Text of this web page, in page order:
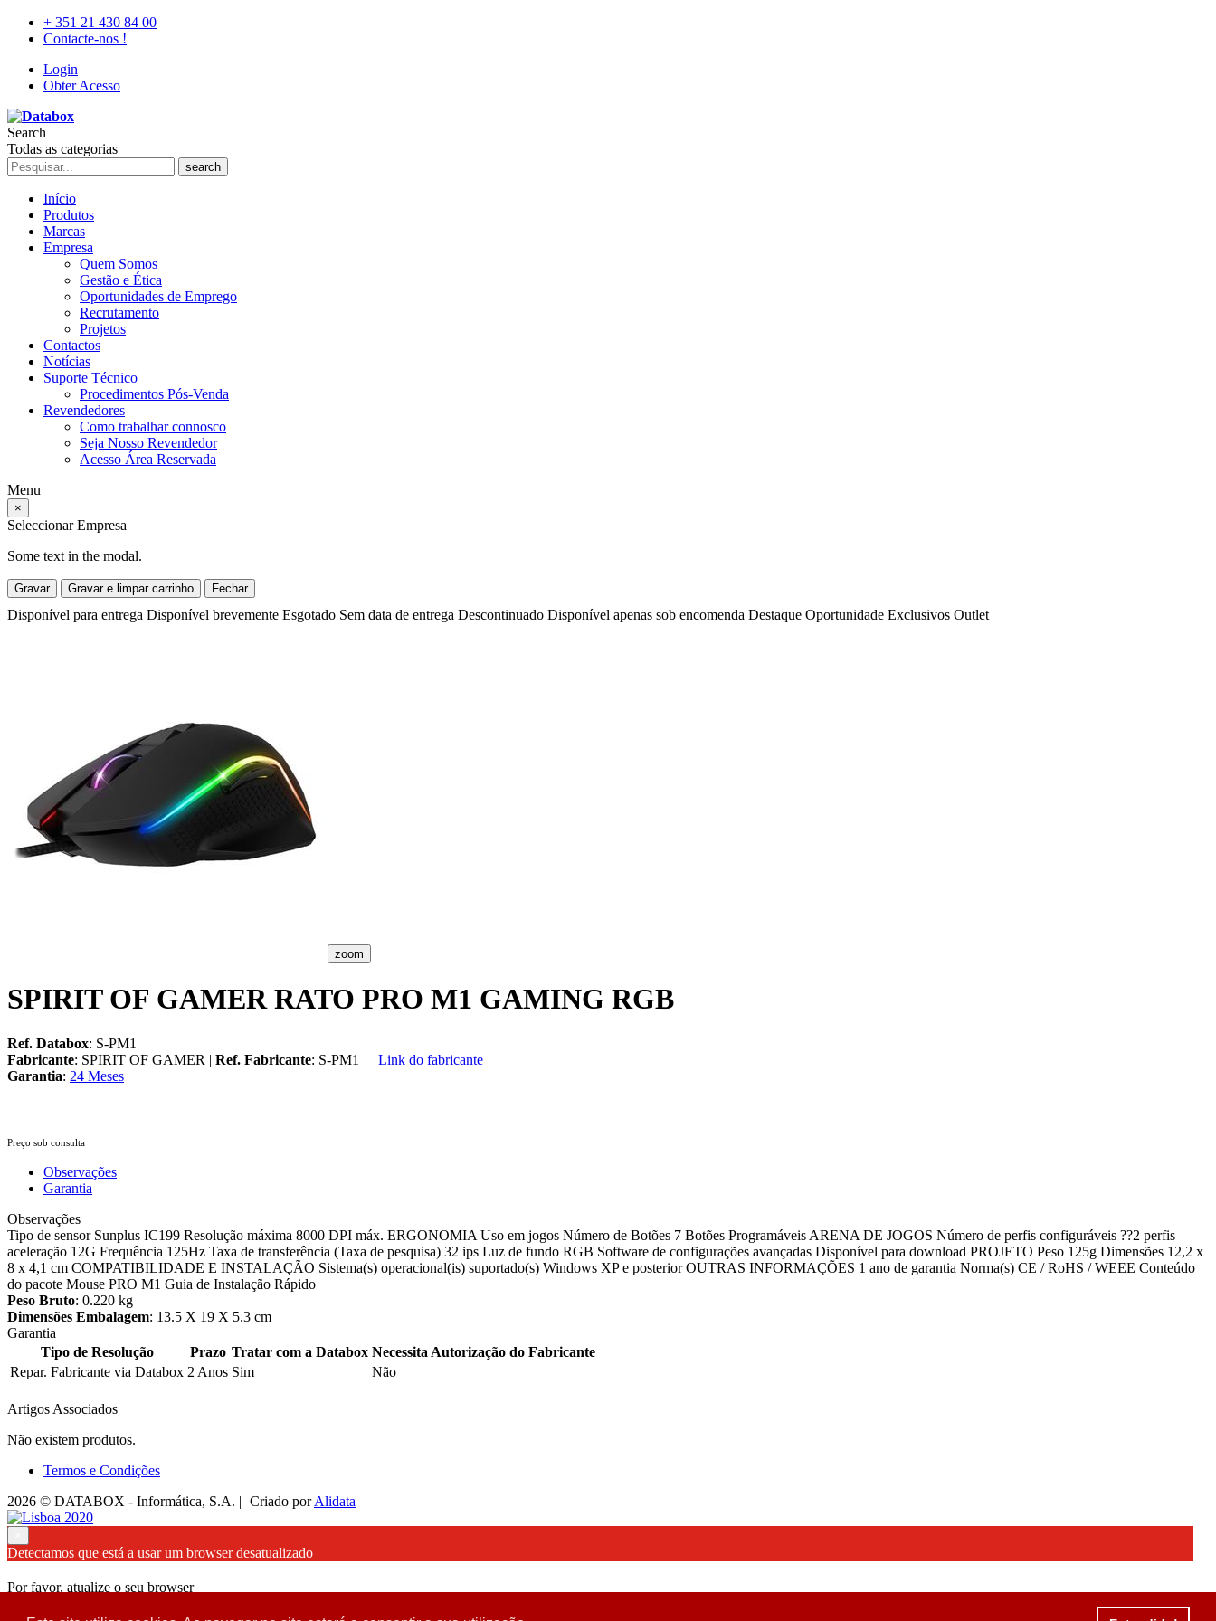
+ 351 21 430 84 00
Contacte-nos !
Login
Obter Acesso
Search
Todas as categorias
search
Início
Produtos
Marcas
Empresa
Quem Somos
Gestão e Ética
Oportunidades de Emprego
Recrutamento
Projetos
Contactos
Notícias
Suporte Técnico
Procedimentos Pós-Venda
Revendedores
Como trabalhar connosco
Seja Nosso Revendedor
Acesso Área Reservada
Menu
×
Seleccionar Empresa
Some text in the modal.
Gravar Gravar e limpar carrinho Fechar
Disponível para entrega Disponível brevemente Esgotado Sem data de entrega Descontinuado Disponível apenas sob encomenda Destaque Oportunidade Exclusivos Outlet
zoom
SPIRIT OF GAMER RATO PRO M1 GAMING RGB
Ref. Databox: S-PM1
Fabricante: SPIRIT OF GAMER | Ref. Fabricante: S-PM1
Link do fabricante
Garantia: 24 Meses
Preço sob consulta
Observações
Garantia
Observações
Tipo de sensor Sunplus IC199 Resolução máxima 8000 DPI máx. ERGONOMIA Uso em jogos Número de Botões 7 Botões Programáveis ARENA DE JOGOS Número de perfis configuráveis ??2 perfis
aceleração 12G Frequência 125Hz Taxa de transferência (Taxa de pesquisa) 32 ips Luz de fundo RGB Software de configurações avançadas Disponível para download PROJETO Peso 125g Dimensões 12,2 x
8 x 4,1 cm COMPATIBILIDADE E INSTALAÇÃO Sistema(s) operacional(is) suportado(s) Windows XP e posterior OUTRAS INFORMAÇÕES 1 ano de garantia Norma(s) CE / RoHS / WEEE Conteúdo
do pacote Mouse PRO M1 Guia de Instalação Rápido
Peso Bruto: 0.220 kg
Dimensões Embalagem: 13.5 X 19 X 5.3 cm
Garantia
Tipo de Resolução
Prazo Tratar com a Databox Necessita Autorização do Fabricante
Repar. Fabricante via Databox 2 Anos Sim Não
Artigos Associados
Não existem produtos.
Termos e Condições
2026 © DATABOX - Informática, S.A. | Criado porAlidata
Detectamos que está a usar um browser desatualizado
Por favor, atualize o seu browser